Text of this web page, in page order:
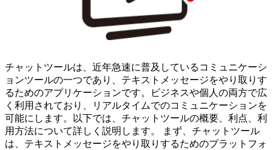
チャットツールは、近年急速に普及しているコミュニケーシ
ョンツールの一つであり、テキストメッセージをやり取りす
るためのアプリケーションです。ビジネスや個人の両方で広
く利用されており、リアルタイムでのコミュニケーションを
可能にします。以下では、チャットツールの概要、利点、利
用方法について詳しく説明します。 まず、チャットツール
は、テキストメッセージをやり取りするためのプラットフォ